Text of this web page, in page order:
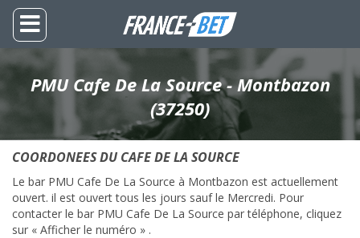
PMU Cafe De La Source - Montbazon
(37250)
COORDONEES DU CAFE DE LA SOURCE
Le bar PMU Cafe De La Source à Montbazon est actuellement
ouvert. il est ouvert tous les jours sauf le Mercredi. Pour
contacter le bar PMU Cafe De La Source par téléphone, cliquez
sur « Afficher le numéro » .